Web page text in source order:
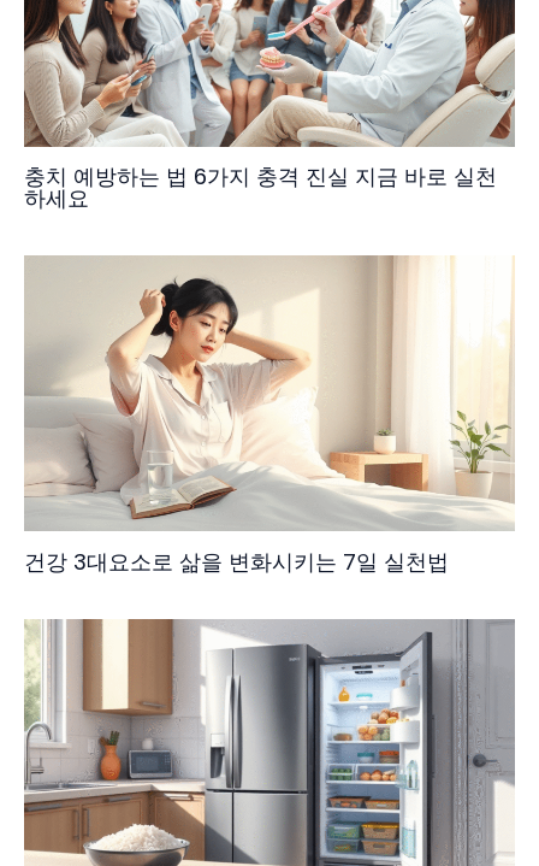
충치 예방하는 법 6가지 충격 진실 지금 바로 실천
하세요
건강 3대요소로 삶을 변화시키는 7일 실천법